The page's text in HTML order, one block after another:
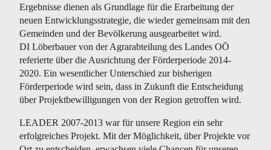
Ergebnisse dienen als Grundlage für die Erarbeitung der
neuen Entwicklungsstrategie, die wieder gemeinsam mit den
Gemeinden und der Bevölkerung ausgearbeitet wird.
DI Löberbauer von der Agrarabteilung des Landes OÖ
referierte über die Ausrichtung der Förderperiode 2014-
2020. Ein wesentlicher Unterschied zur bisherigen
Förderperiode wird sein, dass in Zukunft die Entscheidung
über Projektbewilligungen von der Region getroffen wird.
LEADER 2007-2013 war für unsere Region ein sehr
erfolgreiches Projekt. Mit der Möglichkeit, über Projekte vor